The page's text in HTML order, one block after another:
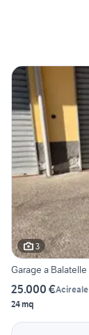
3
Garage a Balatelle
25.000 €Acireale
24 mq